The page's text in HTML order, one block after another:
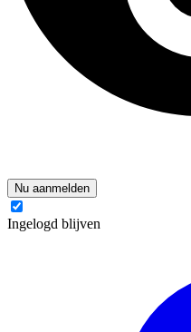
Nu aanmelden
Ingelogd blijven